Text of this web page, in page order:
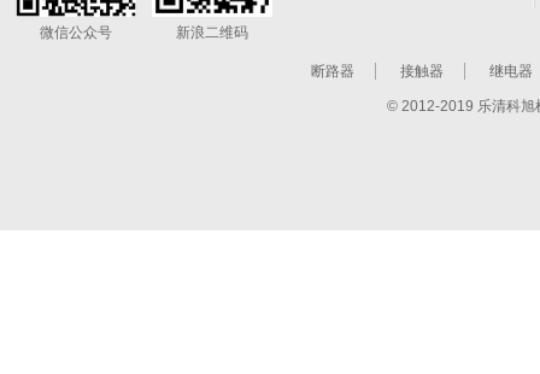
微信公众号 新浪二维码
断路器 接触器 继电器
© 2012-2019 乐清科旭